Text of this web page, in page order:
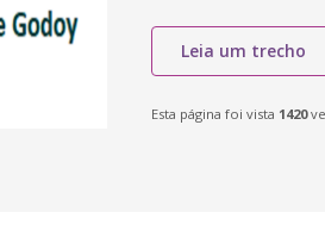
Leia um trecho
Esta página foi vista 1420